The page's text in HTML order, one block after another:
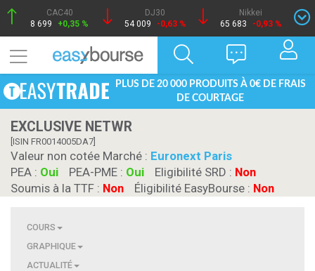
CAC40
8 699
+0,35 %
DJ30
54 009
-0,63 %
Nikkei
65 683
-0,93 %
PLUS DE 20 000 PRODUITS À 0€ DE FRAIS
DE COURTAGE
EXCLUSIVE NETWR
[ISIN FR0014005DA7]
Valeur non cotée Marché : Euronext Paris
PEA : Oui PEA-PME : Oui Eligibilité SRD : Non
Soumis à la TTF : Non Éligibilité EasyBourse : Non
COURS
GRAPHIQUE
ACTUALITÉ